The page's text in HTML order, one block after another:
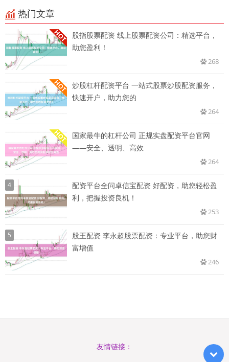
热门文章
股指股票配资 线上股票配资公司：精选平台，
助您盈利！
268
炒股杠杆配资平台 一站式股票炒股配资服务，
快速开户，助力您的
264
国家最牛的杠杆公司 正规实盘配资平台官网
——安全、透明、高效
264
4
配资平台全问卓信宝配资 好配资，助您轻松盈
利，把握投资良机！
253
5
股王配资 李永超股票配资：专业平台，助您财
富增值
246
友情链接：